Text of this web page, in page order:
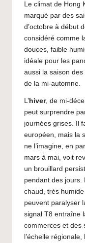
Le climat de Hong
marqué par des
d’octobre à début
considéré comme
douces, faible
idéale pour les
aussi la saison
de la mi-automne.
L’hiver, de mi-
peut surprendre
journées grises. Il
européen, mais la
ne l’imagine, en
mars à mai, voit
un brouillard
pendant des jours.
chaud, très
peuvent paralyser
signal T8 entraîne
commerces et des
l’échelle